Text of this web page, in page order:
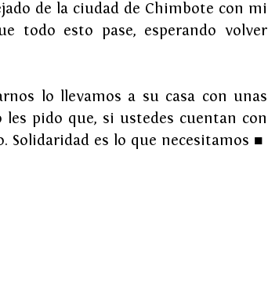
de la ciudad de Chimbote con mi
todo esto pase, esperando volver
lo llevamos a su casa con unas
pido que, si ustedes cuentan con
Solidaridad es lo que necesitamos ■